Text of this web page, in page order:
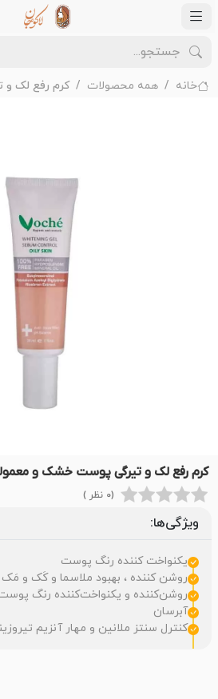
خانه همه محصولات کرم رفع لک
کرم رفع لک و تیرگی پوست خشک و
(0 نظر )
ویژگی‌ها:
یکنواخت کننده رنگ پوست
روشن کننده ، بهبود ملاسما و کَک و مَک
روشن‌کننده و یکنواخت‌کننده رنگ
آبرسان
کنترل سنتز ملانین و مهار آنزیم